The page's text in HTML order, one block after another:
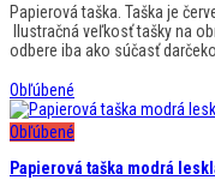
Papierová taška. Taška je
Ilustračná veľkosť tašky na
odbere iba ako súčasť
Obľúbené
Obľúbené
Papierová taška modrá